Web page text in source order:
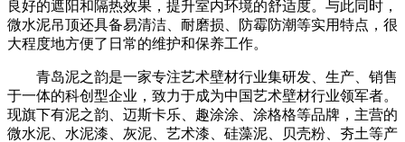
良好的遮阳和隔热效果，提升室内环境的舒适度。与此同时，
微水泥吊顶还具备易清洁、耐磨损、防霉防潮等实用特点，很
大程度地方便了日常的维护和保养工作。
青岛泥之韵是一家专注艺术壁材行业集研发、生产、销售
于一体的科创型企业，致力于成为中国艺术壁材行业领军者。
现旗下有泥之韵、迈斯卡乐、趣涂涂、涂格格等品牌，主营的
微水泥、水泥漆、灰泥、艺术漆、硅藻泥、贝壳粉、夯土等产